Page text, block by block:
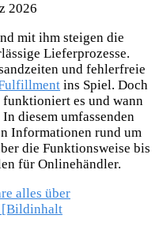
2026
mit ihm steigen die
Lieferprozesse.
und fehlerfreie
ins Spiel. Doch
es und wann
diesem umfassenden
Informationen rund um
die Funktionsweise bis
für Onlinehändler.